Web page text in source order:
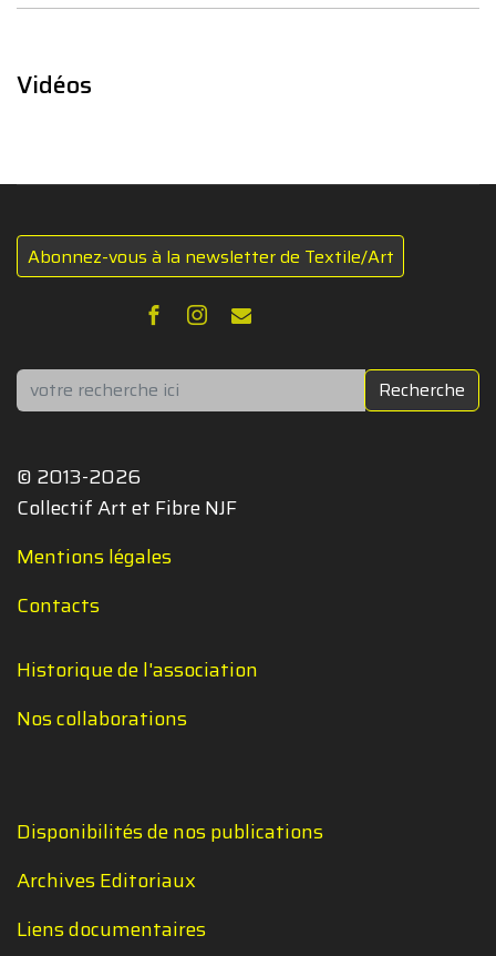
Vidéos
Abonnez-vous à la newsletter de Textile/Art
Rechercher Recherche
© 2013-2026
Collectif Art et Fibre NJF
Mentions légales
Contacts
Historique de l'association
Nos collaborations
Disponibilités de nos publications
Archives Editoriaux
Liens documentaires